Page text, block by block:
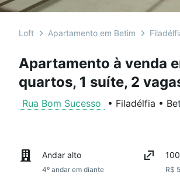
Loft Apartamento em Betim
Apartamento à venda
quartos, 1 suíte, 2
Rua Bom Sucesso • Filadélfia •
Andar alto
4º andar em diante R$